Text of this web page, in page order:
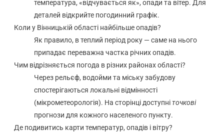
температура, «відчувається як», опади та вітер. Для
деталей відкрийте погодинний графік.
Коли у Вінницькій області найбільше опадів?
Як правило, в теплий період року — саме на нього
припадає переважна частка річних опадів.
Чим відрізняється погода в різних районах області?
Через рельєф, водойми та міську забудову
спостерігаються локальні відмінності
(мікрометеорологія). На сторінці доступніточкові
прогнози для кожного населеного пункту.
Де подивитись карти температур, опадів і вітру?